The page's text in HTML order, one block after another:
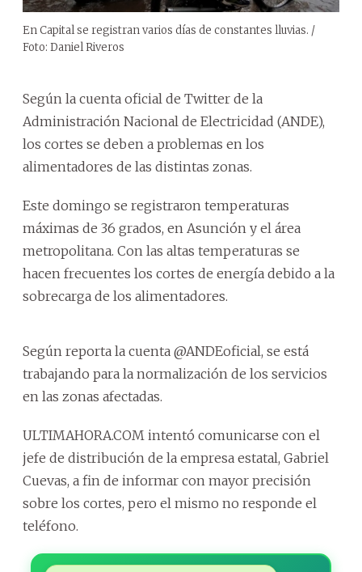
En Capital se registran varios días de constantes lluvias. /
Foto: Daniel Riveros
Según la cuenta oficial de Twitter de la
Administración Nacional de Electricidad (ANDE),
los cortes se deben a problemas en los
alimentadores de las distintas zonas.
Este domingo se registraron temperaturas
máximas de 36 grados, en Asunción y el área
metropolitana. Con las altas temperaturas se
hacen frecuentes los cortes de energía debido a la
sobrecarga de los alimentadores.
Según reporta la cuenta @ANDEoficial, se está
trabajando para la normalización de los servicios
en las zonas afectadas.
ULTIMAHORA.COM intentó comunicarse con el
jefe de distribución de la empresa estatal, Gabriel
Cuevas, a fin de informar con mayor precisión
sobre los cortes, pero el mismo no responde el
teléfono.